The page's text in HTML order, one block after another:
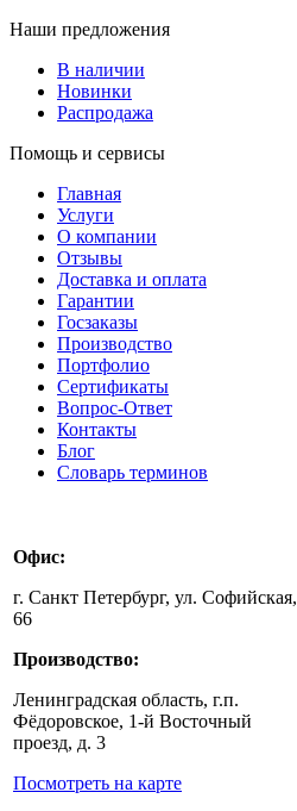
Наши предложения
В наличии
Новинки
Распродажа
Помощь и сервисы
Главная
Услуги
О компании
Отзывы
Доставка и оплата
Гарантии
Госзаказы
Производство
Портфолио
Сертификаты
Вопрос-Ответ
Контакты
Блог
Словарь терминов
Офис:
г. Санкт Петербург, ул. Софийская,
66
Производство:
Ленинградская область, г.п.
Фёдоровское, 1-й Восточный
проезд, д. 3
Посмотреть на карте